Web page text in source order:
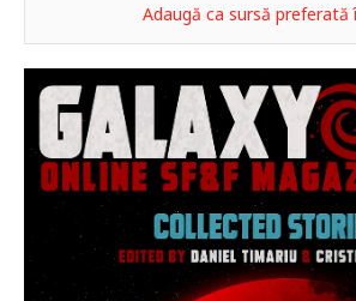
Adaugă ca sursă preferată